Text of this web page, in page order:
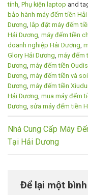
tính, Phụ kiện laptop and
bảo hành máy đếm tiền
Dương, lắp đặt máy đếm
Hải Dương, máy đếm tiền
doanh nghiệp Hải Dương,
Glory Hải Dương, máy đếm
Dương, máy đếm tiền
Dương, máy đếm tiền và
Dương, máy đếm tiền
Hải Dương, mua máy đếm
Dương, sửa máy đếm tiền
Nhà Cung Cấp Máy
Tại Hải Dương
Để lại một